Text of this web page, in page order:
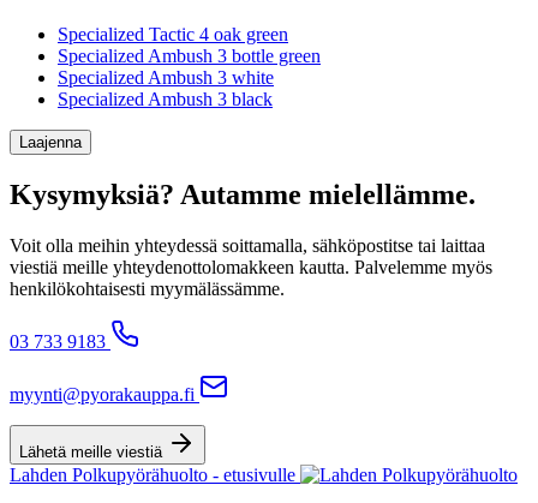
Specialized Tactic 4 oak green
Specialized Ambush 3 bottle green
Specialized Ambush 3 white
Specialized Ambush 3 black
Laajenna
Kysymyksiä? Autamme mielellämme.
Voit olla meihin yhteydessä soittamalla, sähköpostitse tai laittaa
viestiä meille yhteydenottolomakkeen kautta. Palvelemme myös
henkilökohtaisesti myymälässämme.
03 733 9183
myynti@pyorakauppa.fi
Lähetä meille viestiä
Lahden Polkupyörähuolto - etusivulle